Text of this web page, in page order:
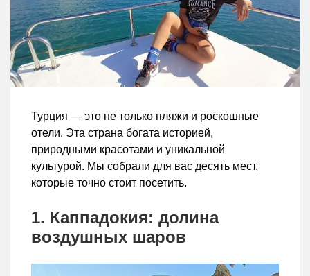
Турция — это не только пляжи и роскошные
отели. Эта страна богата историей,
природными красотами и уникальной
культурой. Мы собрали для вас десять мест,
которые точно стоит посетить.
1. Каппадокия: долина
воздушных шаров